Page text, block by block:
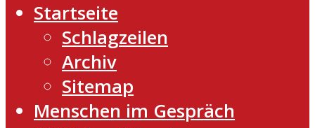
Startseite
Schlagzeilen
Archiv
Sitemap
Menschen im Gespräch